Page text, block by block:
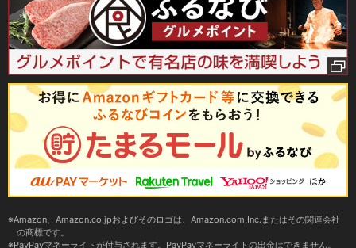
Amazon、Amazon.co.jpおよびそのロゴは、Amazon.com,Inc.またはその関連会社
の商標です。
PayPayマネーライトが付与されます。PayPayマネーライトの出金はできません。